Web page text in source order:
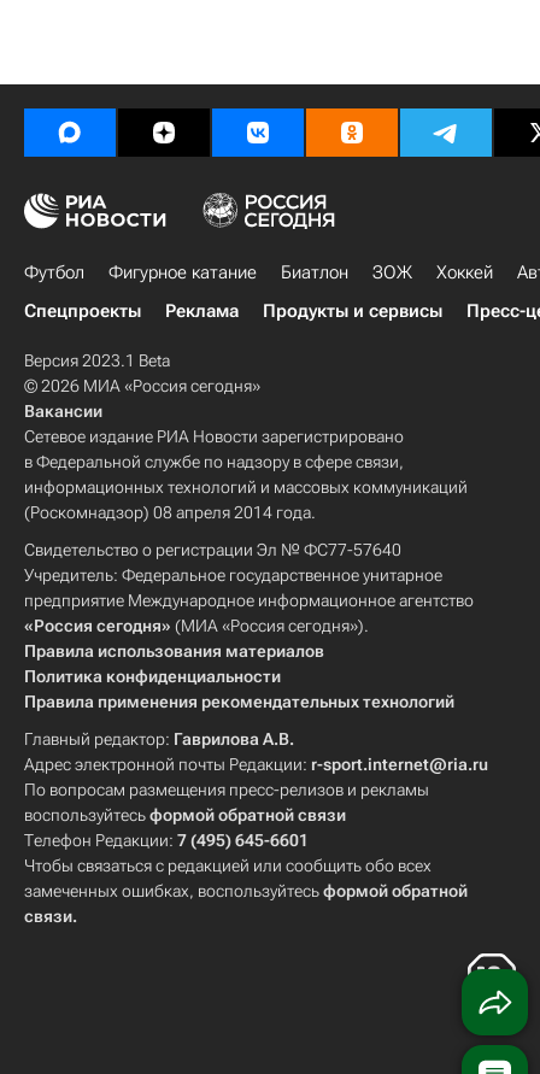
Футбол Фигурное катание Биатлон ЗОЖ Хоккей
Спецпроекты
Реклама Продукты и сервисы Пресс-
Версия 2023.1 Beta
© 2026 МИА «Россия сегодня»
Вакансии
Сетевое издание РИА Новости зарегистрировано
в Федеральной службе по надзору в сфере связи,
информационных технологий и массовых коммуникаций
(Роскомнадзор) 08 апреля 2014 года.
Свидетельство о регистрации Эл № ФС77-57640
Учредитель: Федеральное государственное унитарное
предприятие Международное информационное агентство
«Россия сегодня» (МИА «Россия сегодня»).
Правила использования материалов
Политика конфиденциальности
Правила применения рекомендательных технологий
Главный редактор: Гаврилова А.В.
Адрес электронной почты Редакции: r-sport.internet@ria.ru
По вопросам размещения пресс-релизов и рекламы
воспользуйтесьформой обратной связи
Телефон Редакции: 7 (495) 645-6601
Чтобы связаться с редакцией или сообщить обо всех
замеченных ошибках, воспользуйтесьформой обратной
связи.